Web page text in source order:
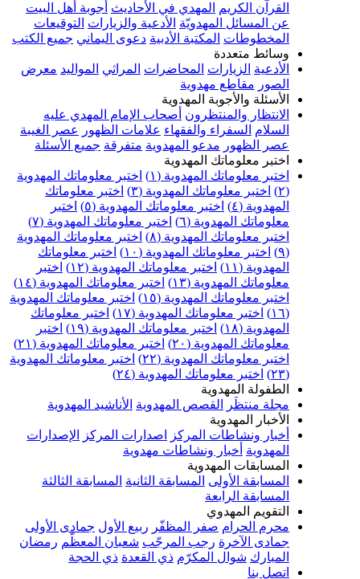
المهدي في الأحاديث أجوبة أهل البيت
المسائل المهدويّة الأدعية والزيارات التوقيعات
المكتبة الأدبية دعوى اليماني جميع الكتب
متعددة
الزيارات المحاضرات المراثي المواليد معرض
مقاطع مهدوية
والأجوبة المهدوية
والمنتظرون أصحاب الإمام المهدي عليه
السفراء والفقهاء علامات الظهور عصر الغيبة
مدعو المهدوية متفرقة جميع الأسئلة
معلوماتك المهدوية
معلوماتك المهدوية (١)
اختبر معلوماتك المهدوية
اختبر معلوماتك المهدوية (٣)
اختبر معلوماتك
اختبر معلوماتك المهدوية (٥)
اختبر
المهدوية (٦)
اختبر معلوماتك المهدوية (٧)
معلوماتك المهدوية (٨)
اختبر معلوماتك المهدوية
اختبر معلوماتك المهدوية (١٠)
اختبر معلوماتك
اختبر معلوماتك المهدوية (١٢)
اختبر
المهدوية (١٣)
اختبر معلوماتك المهدوية (١٤)
معلوماتك المهدوية (١٥)
اختبر معلوماتك المهدوية
اختبر معلوماتك المهدوية (١٧)
اختبر معلوماتك
اختبر معلوماتك المهدوية (١٩)
اختبر
المهدوية (٢٠)
اختبر معلوماتك المهدوية (٢١)
معلوماتك المهدوية (٢٢)
اختبر معلوماتك المهدوية
اختبر معلوماتك المهدوية (٢٤)
المهدوية
منتظَر
القصص المهدوية الأناشيد المهدوية
المهدوية
ونشاطات المركز اصدارات المركز الإصدارات
أخبار ونشاطات مهدوية
المهدوية
الأولى المسابقة الثانية المسابقة الثالثة
الرابعة
المهدوي
الحرام
صفر المظفّر ربيع الأول جمادى الأولى
رجب المرجّب شعبان المعظّم رمضان
شوال المكرّم ذي القعدة ذي الحجة